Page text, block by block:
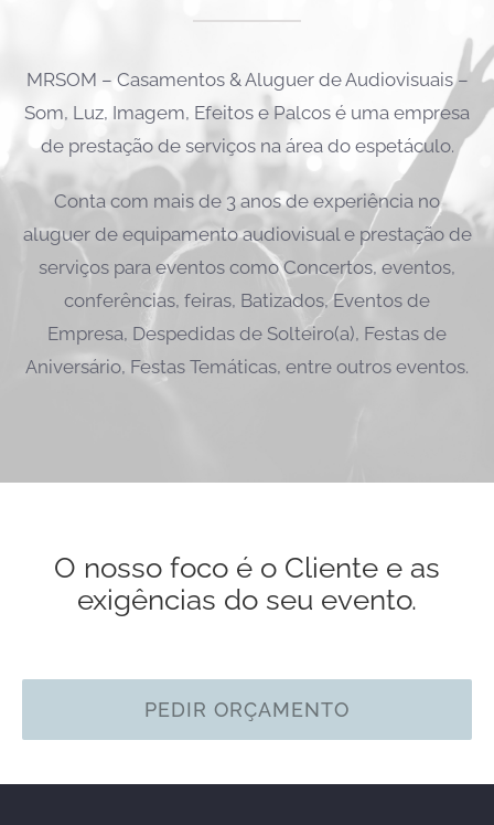
MRSOM – Casamentos & Aluguer de Audiovisuais –
Som, Luz, Imagem, Efeitos e Palcos é uma empresa
de prestação de serviços na área do espetáculo.
Conta com mais de 3 anos de experiência no
aluguer de equipamento audiovisual e prestação de
serviços para eventos como Concertos, eventos,
conferências, feiras, Batizados, Eventos de
Empresa, Despedidas de Solteiro(a), Festas de
Aniversário, Festas Temáticas, entre outros eventos.
O nosso foco é o Cliente e as
exigências do seu evento.
PEDIR ORÇAMENTO